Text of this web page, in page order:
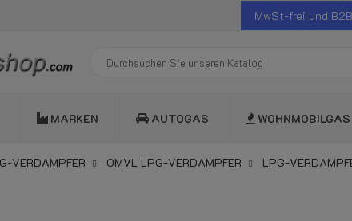
MwSt-frei und
MARKEN AUTOGAS WOHNMOBILGAS
VERDAMPFER OMVL LPG-VERDAMPFER LPG-